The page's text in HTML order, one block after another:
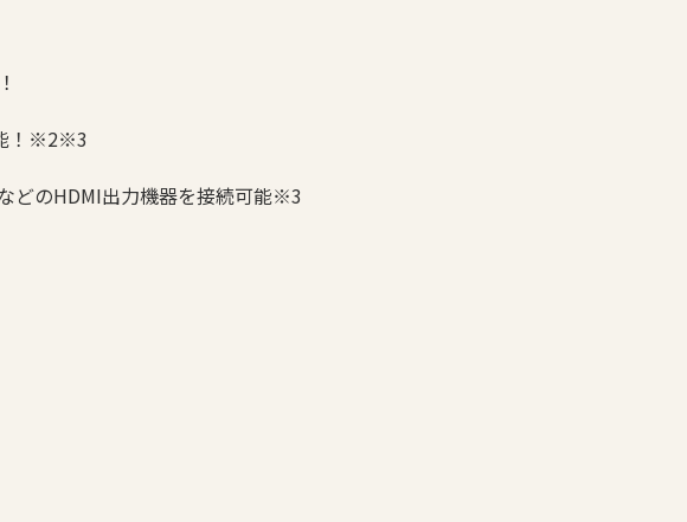
！※2※3
どのHDMI出力機器を接続可能※3